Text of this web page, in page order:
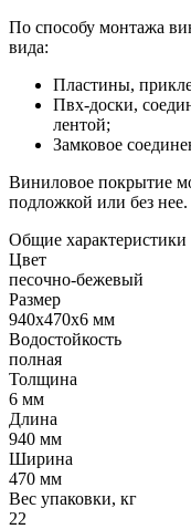
По способу монтажа
вида:
Пластины,
Пвх-доски,
лентой;
Замковое
Виниловое покрытие
подложкой или без нее.
Общие характеристики
Цвет
песочно-бежевый
Размер
940х470х6 мм
Водостойкость
полная
Толщина
6 мм
Длина
940 мм
Ширина
470 мм
Вес упаковки, кг
22